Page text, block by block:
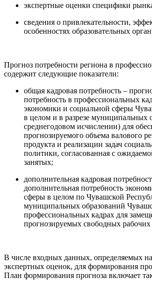
экспертные оценки специфики
сведения о привлекательности,
особенностях образовательных
Прогноз потребности региона в
содержит следующие показатели:
общая кадровая потребность –
потребность в профессиональных
экономики и социальной сферы
в целом и в разрезе муниципальных
среднегодовом исчислении) для
прогнозируемого объема валового
продукта и реализации задач
политики, согласованная с
занятых;
дополнительная кадровая
дополнительная потребность
сферы в целом по Чувашской
муниципальных образований
профессиональных кадрах для
прогнозируемых свободных рабочих
В числе входных данных, определяемых
экспертных оценок, для формирования
План формирования прогноза включает